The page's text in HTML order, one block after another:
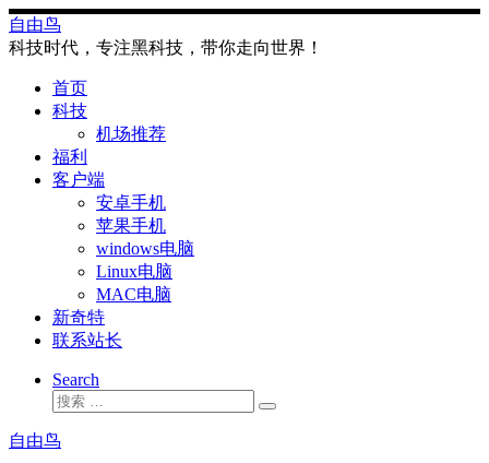
Skip
to
content
自由鸟
科技时代，专注黑科技，带你走向世界！
首页
科技
机场推荐
福利
客户端
安卓手机
苹果手机
windows电脑
Linux电脑
MAC电脑
新奇特
联系站长
Search
搜
搜
自由鸟